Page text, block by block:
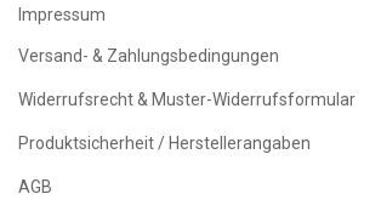
Impressum
Versand- & Zahlungsbedingungen
Widerrufsrecht & Muster-Widerrufsformular
Produktsicherheit / Herstellerangaben
AGB